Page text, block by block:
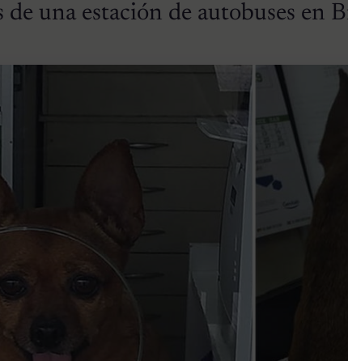
de una estación de autobuses en